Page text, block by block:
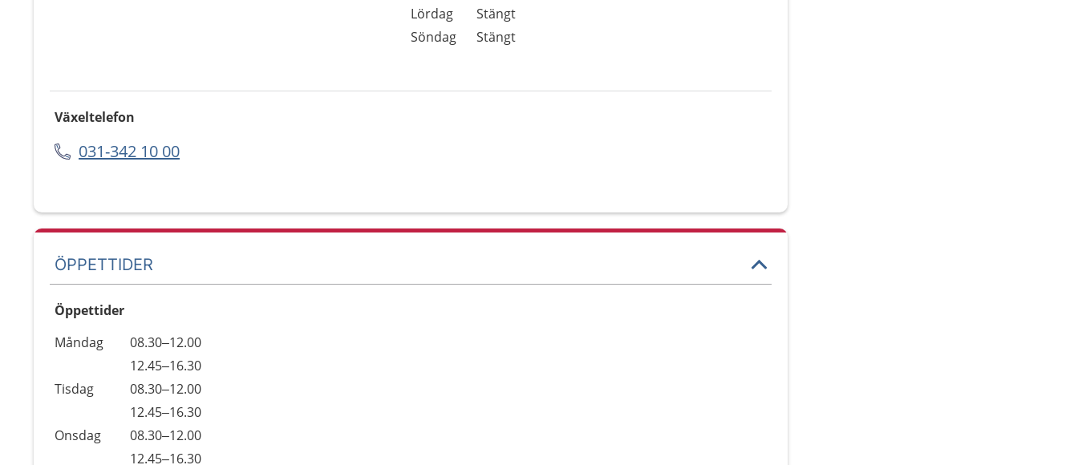
Lördag
Stängt
Söndag
Stängt
Växeltelefon
031-342 10 00
ÖPPETTIDER
Öppettider
Dag
Öppettider
Kommentarer
Måndag
08.30–12.00
12.45–16.30
Tisdag
08.30–12.00
12.45–16.30
Onsdag
08.30–12.00
12.45–16.30